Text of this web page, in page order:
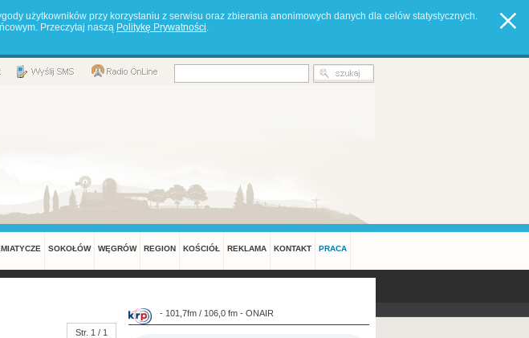
użytkowników przy korzystaniu z serwisu oraz zbierania anonimowych danych dla celów statystycznych.
Przeczytaj naszą Politykę Prywatności.
SOKOŁÓW WĘGRÓW REGION KOŚCIÓŁ REKLAMA KONTAKT PRACA
Str. 1 / 1
- 101,7fm / 106,0 fm - ONAIR